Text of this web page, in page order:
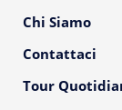
Chi Siamo
Contattaci
Tour